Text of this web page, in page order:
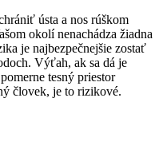
ústa a nos rúškom
okolí nenachádza žiadna
je najbezpečnejšie zostať
Výťah, ak sa dá je
tesný priestor
človek, je to rizikové.